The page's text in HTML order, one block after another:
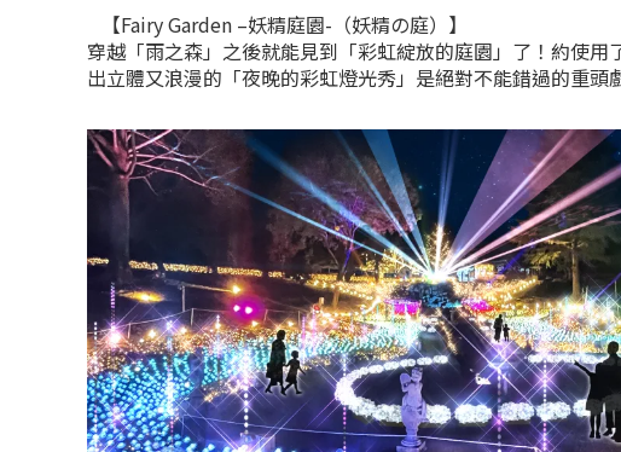
【Fairy Garden –妖精庭園-（妖精の庭）】
穿越「雨之森」之後就能見到「彩虹綻放的庭園」了！約使
出立體又浪漫的「夜晚的彩虹燈光秀」是絕對不能錯過的重頭